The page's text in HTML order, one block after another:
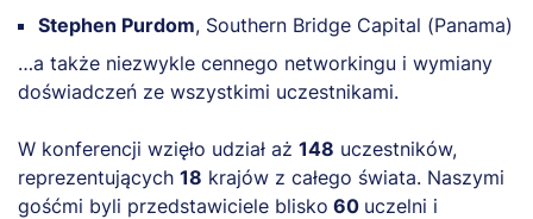
Stephen Purdom, Southern Bridge Capital (Panama)
…a także niezwykle cennego networkingu i wymiany
doświadczeń ze wszystkimi uczestnikami.
W konferencji wzięło udział aż 148 uczestników,
reprezentujących 18 krajów z całego świata. Naszymi
gośćmi byli przedstawiciele blisko 60 uczelni i